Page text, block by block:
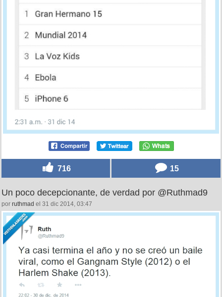
716 15
Un poco decepcionante, de verdad por @Ruthmad9
por ruthmad el 31 dic 2014, 03:47